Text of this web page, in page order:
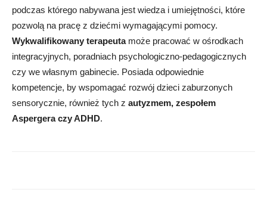
podczas którego nabywana jest wiedza i umiejętności, które
pozwolą na pracę z dziećmi wymagającymi pomocy.
Wykwalifikowany terapeutamoże pracować w ośrodkach
integracyjnych, poradniach psychologiczno-pedagogicznych
czy we własnym gabinecie. Posiada odpowiednie
kompetencje, by wspomagać rozwój dzieci zaburzonych
sensorycznie, również tych z autyzmem, zespołem
Aspergera czy ADHD.